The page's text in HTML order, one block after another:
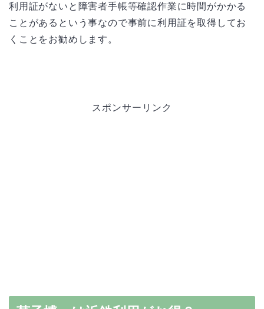
利用証がないと障害者手帳等確認作業に時間がかかる
ことがあるという事なので事前に利用証を取得してお
くことをお勧めします。
スポンサーリンク